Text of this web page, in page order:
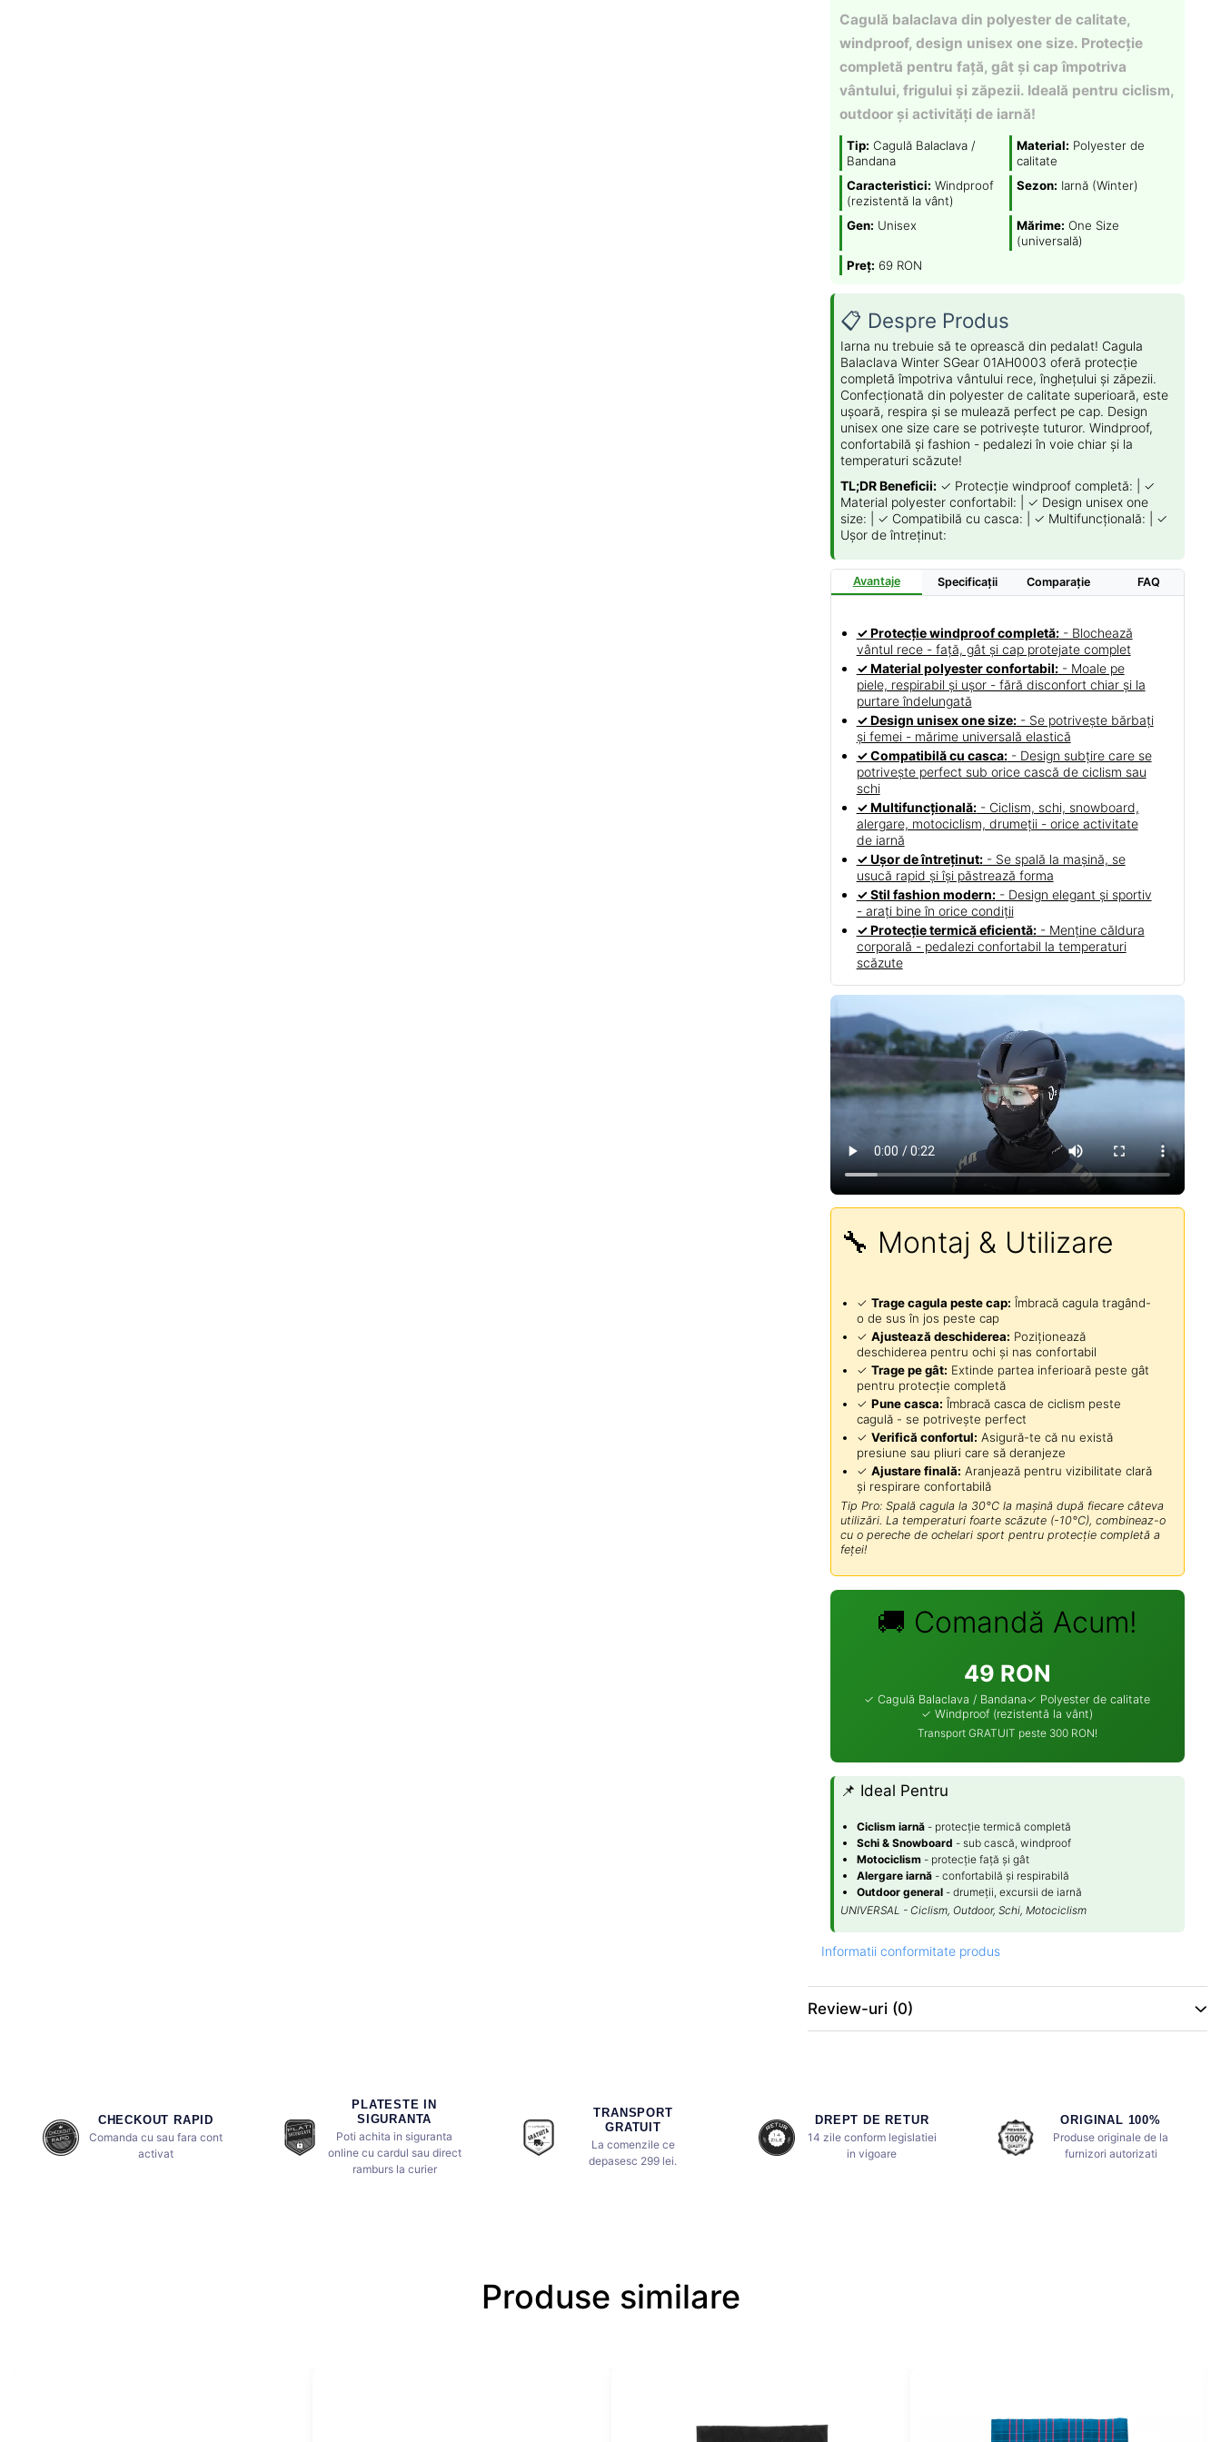
Cagulă balaclava din polyester de calitate,
windproof, design unisex one size. Protecție
completă pentru față, gât și cap împotriva
vântului, frigului și zăpezii. Ideală pentru ciclism,
outdoor și activități de iarnă!
Tip: Cagulă Balaclava /
Bandana
Material: Polyester de
calitate
Caracteristici: Windproof
(rezistentă la vânt)
Sezon: Iarnă (Winter)
Gen: Unisex Mărime: One Size
(universală)
Preț: 69 RON
📋 Despre Produs
Iarna nu trebuie să te oprească din pedalat! Cagula
Balaclava Winter SGear 01AH0003 oferă protecție
completă împotriva vântului rece, înghețului și zăpezii.
Confecționată din polyester de calitate superioară, este
ușoară, respira și se mulează perfect pe cap. Design
unisex one size care se potrivește tuturor. Windproof,
confortabilă și fashion - pedalezi în voie chiar și la
temperaturi scăzute!
TL;DR Beneficii: ✓ Protecție windproof completă: | ✓
Material polyester confortabil: | ✓ Design unisex one
size: | ✓ Compatibilă cu casca: | ✓ Multifuncțională: | ✓
Ușor de întreținut:
Avantaje Specificații Comparație FAQ
✓ Protecție windproof completă:- Blochează
vântul rece - față, gât și cap protejate complet
✓ Material polyester confortabil:- Moale pe
piele, respirabil și ușor - fără disconfort chiar și la
purtare îndelungată
✓ Design unisex one size:- Se potrivește bărbați
și femei - mărime universală elastică
✓ Compatibilă cu casca:- Design subțire care se
potrivește perfect sub orice cască de ciclism sau
schi
✓ Multifuncțională:- Ciclism, schi, snowboard,
alergare, motociclism, drumeții - orice activitate
de iarnă
✓ Ușor de întreținut:- Se spală la mașină, se
usucă rapid și își păstrează forma
✓ Stil fashion modern:- Design elegant și sportiv
- arați bine în orice condiții
✓ Protecție termică eficientă:- Menține căldura
corporală - pedalezi confortabil la temperaturi
scăzute
🔧 Montaj & Utilizare
✓ Trage cagula peste cap: Îmbracă cagula tragând-
o de sus în jos peste cap
✓ Ajustează deschiderea: Poziționează
deschiderea pentru ochi și nas confortabil
✓ Trage pe gât: Extinde partea inferioară peste gât
pentru protecție completă
✓ Pune casca: Îmbracă casca de ciclism peste
cagulă - se potrivește perfect
✓ Verifică confortul: Asigură-te că nu există
presiune sau pliuri care să deranjeze
✓ Ajustare finală: Aranjează pentru vizibilitate clară
și respirare confortabilă
Tip Pro: Spală cagula la 30°C la mașină după fiecare câteva
utilizări. La temperaturi foarte scăzute (-10°C), combineaz-o
cu o pereche de ochelari sport pentru protecție completă a
feței!
🚚 Comandă Acum!
49 RON
✓ Cagulă Balaclava / Bandana✓ Polyester de calitate
✓ Windproof (rezistentă la vânt)
Transport GRATUIT peste 300 RON!
📌 Ideal Pentru
Ciclism iarnă - protecție termică completă
Schi & Snowboard - sub cască, windproof
Motociclism - protecție față și gât
Alergare iarnă - confortabilă și respirabilă
Outdoor general - drumeții, excursii de iarnă
UNIVERSAL - Ciclism, Outdoor, Schi, Motociclism
Informatii conformitate produs
Review-uri (0)
CHECKOUT RAPID
Comanda cu sau fara cont
activat
PLATESTE IN
SIGURANTA
Poti achita in siguranta
online cu cardul sau direct
ramburs la curier
TRANSPORT
GRATUIT
La comenzile ce
depasesc 299 lei.
DREPT DE RETUR
14 zile conform legislatiei
in vigoare
ORIGINAL 100%
Produse originale de la
furnizori autorizati
Produse similare